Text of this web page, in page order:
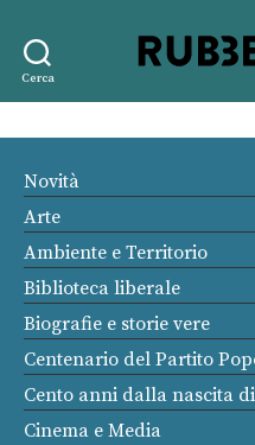
Cerca
Novità
Arte
Ambiente e Territorio
Biblioteca liberale
Biografie e storie vere
Centenario del Partito
Cento anni dalla nascita
Cinema e Media